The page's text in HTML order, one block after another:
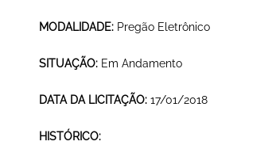
MODALIDADE: Pregão Eletrônico
SITUAÇÃO: Em Andamento
DATA DA LICITAÇÃO: 17/01/2018
HISTÓRICO: